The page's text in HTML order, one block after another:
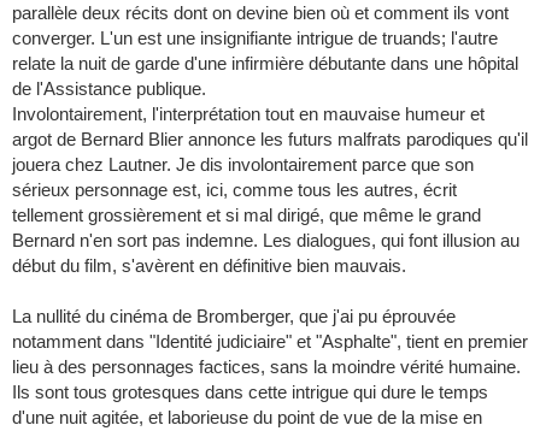
parallèle deux récits dont on devine bien où et comment ils vont
converger. L'un est une insignifiante intrigue de truands; l'autre
relate la nuit de garde d'une infirmière débutante dans une hôpital
de l'Assistance publique.
Involontairement, l'interprétation tout en mauvaise humeur et
argot de Bernard Blier annonce les futurs malfrats parodiques qu'il
jouera chez Lautner. Je dis involontairement parce que son
sérieux personnage est, ici, comme tous les autres, écrit
tellement grossièrement et si mal dirigé, que même le grand
Bernard n'en sort pas indemne. Les dialogues, qui font illusion au
début du film, s'avèrent en définitive bien mauvais.
La nullité du cinéma de Bromberger, que j'ai pu éprouvée
notamment dans "Identité judiciaire" et "Asphalte", tient en premier
lieu à des personnages factices, sans la moindre vérité humaine.
Ils sont tous grotesques dans cette intrigue qui dure le temps
d'une nuit agitée, et laborieuse du point de vue de la mise en